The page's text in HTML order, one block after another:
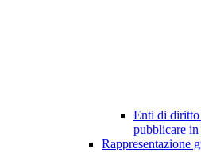
Enti di
pubblicare in
Rappresentazione